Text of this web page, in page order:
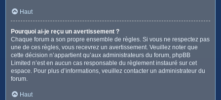
Haut
Pourquoi ai-je reçu un avertissement ?
Chaque forum a son propre ensemble de règles. Si vous ne respectez pas
une de ces règles, vous recevrez un avertissement. Veuillez noter que
cette décision n’appartient qu’aux administrateurs du forum, phpBB
Limited n’est en aucun cas responsable du règlement instauré sur cet
espace. Pour plus d’informations, veuillez contacter un administrateur du
forum.
Haut